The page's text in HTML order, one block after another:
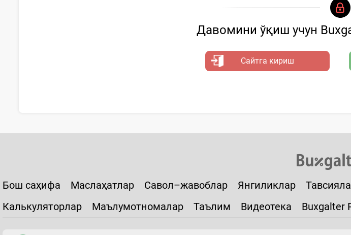
Давомини ўқиш учун
Сайтга кириш
Бош саҳифа Маслаҳатлар Савол–жавоблар Янгиликлар
Калькуляторлар
Маълумотномалар Таълим Видеотека Buxgalter